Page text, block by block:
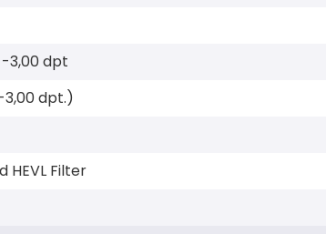
3,00 dpt
dpt.)
HEVL Filter